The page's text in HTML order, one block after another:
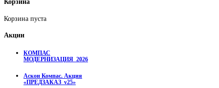
Корзина
Корзина пуста
Акции
КОМПАС
МОДЕРНИЗАЦИЯ_2026
Аскон Компас. Акция
«ПРЕДЗАКАЗ_v25»